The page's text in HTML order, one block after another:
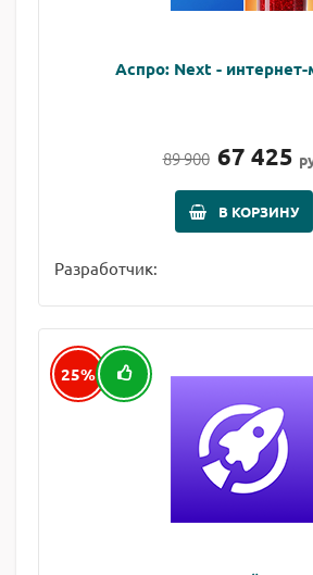
Аспро: Next - интернет-
89 900 67 425
В КОРЗИНУ
Разработчик:
25%